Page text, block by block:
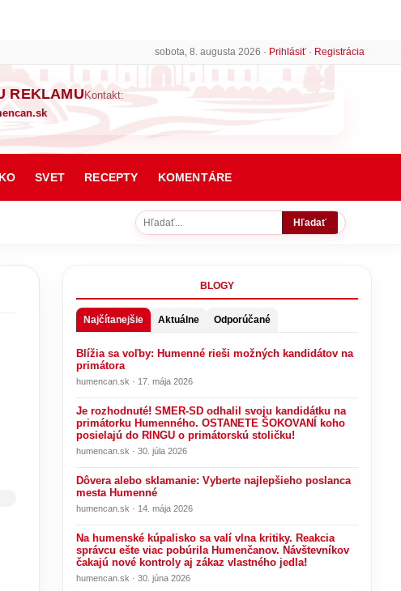
sobota, 8. augusta 2026 · Prihlásiť · Registrácia
REKLAMUKontakt:
SVET RECEPTY KOMENTÁRE
Hľadať
BLOGY
Najčítanejšie Aktuálne Odporúčané
Blížia sa voľby: Humenné rieši možných kandidátov na
primátora
humencan.sk · 17. mája 2026
Je rozhodnuté! SMER-SD odhalil svoju kandidátku na
primátorku Humenného. OSTANETE ŠOKOVANÍ koho
posielajú do RINGU o primátorskú stoličku!
humencan.sk · 30. júla 2026
Dôvera alebo sklamanie: Vyberte najlepšieho poslanca
mesta Humenné
humencan.sk · 14. mája 2026
Na humenské kúpalisko sa valí vlna kritiky. Reakcia
správcu ešte viac pobúrila Humenčanov. Návštevníkov
čakajú nové kontroly aj zákaz vlastného jedla!
humencan.sk · 30. júna 2026